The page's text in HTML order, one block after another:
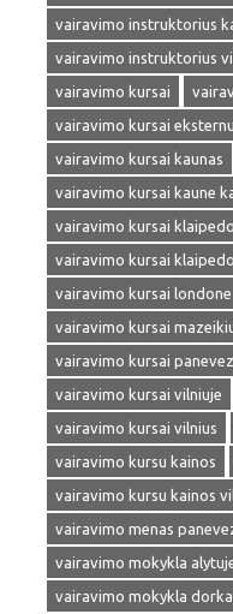
vairavimo instruktorius
vairavimo instruktorius
vairavimo kursai
vairavimo kursai eksternu
vairavimo kursai kaunas
vairavimo kursai kaune
vairavimo kursai
vairavimo kursai
vairavimo kursai londone
vairavimo kursai
vairavimo kursai
vairavimo kursai vilniuje
vairavimo kursai vilnius
vairavimo kursu kainos
vairavimo kursu kainos
vairavimo menas
vairavimo mokykla
vairavimo mokykla